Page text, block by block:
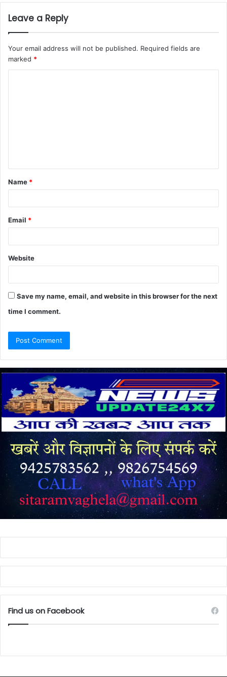
Leave a Reply
Your email address will not be published. Required fields are
marked *
t
*
Name *
Email *
Website
Save my name, email, and website in this browser for the next
time I comment.
Find us on Facebook